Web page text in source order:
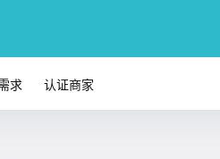
求 认证商家